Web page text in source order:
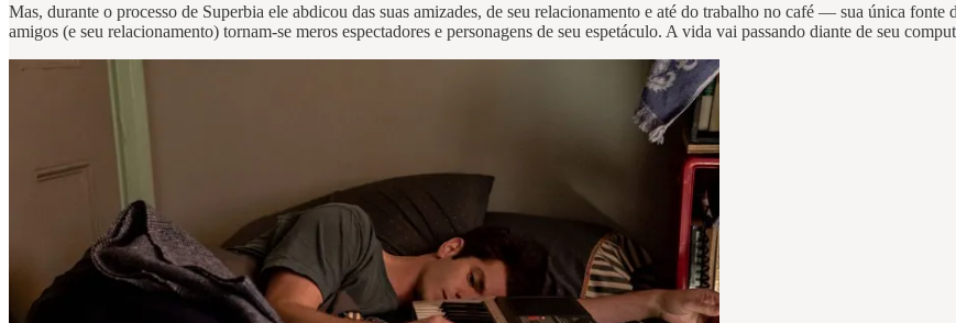
Mas, durante o processo de Superbia ele abdicou das suas amizades, de seu relacionamento e até do trabalho no café — sua única fonte
amigos (e seu relacionamento) tornam-se meros espectadores e personagens de seu espetáculo. A vida vai passando diante de seu